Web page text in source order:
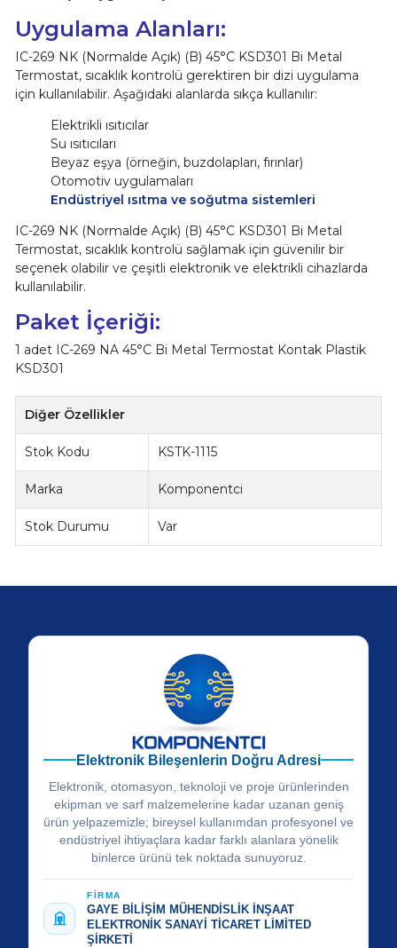
Uygulama Alanları:
IC-269 NK (Normalde Açık) (B) 45°C KSD301 Bi Metal
Termostat, sıcaklık kontrolü gerektiren bir dizi uygulama
için kullanılabilir. Aşağıdaki alanlarda sıkça kullanılır:
Elektrikli ısıtıcılar
Su ısıtıcıları
Beyaz eşya (örneğin, buzdolapları, fırınlar)
Otomotiv uygulamaları
Endüstriyel ısıtma ve soğutma sistemleri
IC-269 NK (Normalde Açık) (B) 45°C KSD301 Bi Metal
Termostat, sıcaklık kontrolü sağlamak için güvenilir bir
seçenek olabilir ve çeşitli elektronik ve elektrikli cihazlarda
kullanılabilir.
Paket İçeriği:
1 adet IC-269 NA 45°C Bi Metal Termostat Kontak Plastik
KSD301
Diğer Özellikler
Stok Kodu KSTK-1115
Marka Komponentci
Stok Durumu Var
Elektronik Bileşenlerin Doğru Adresi
Elektronik, otomasyon, teknoloji ve proje ürünlerinden
ekipman ve sarf malzemelerine kadar uzanan geniş
ürün yelpazemizle; bireysel kullanımdan profesyonel ve
endüstriyel ihtiyaçlara kadar farklı alanlara yönelik
binlerce ürünü tek noktada sunuyoruz.
FİRMA
GAYE BİLİŞİM MÜHENDİSLİK İNŞAAT
ELEKTRONİK SANAYİ TİCARET LİMİTED
ŞİRKETİ